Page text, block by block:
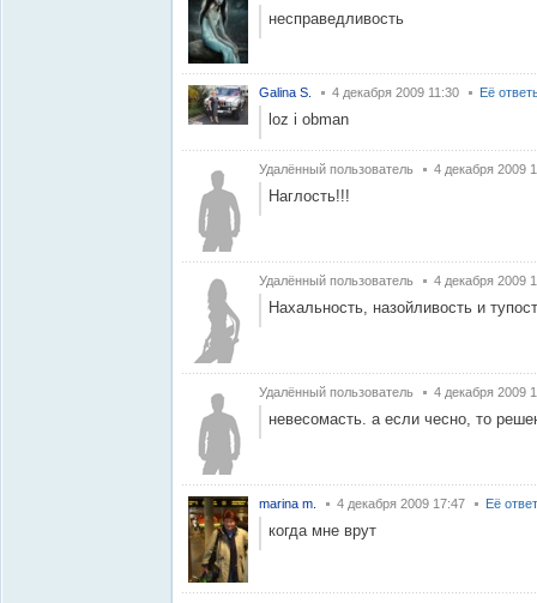
несправедливость
Galina S. 4 декабря 2009 11:30 Её
loz i obman
Удалённый пользователь 4 декабря 2009
Наглость!!!
Удалённый пользователь 4 декабря 2009
Нахальность, назойливость и
Удалённый пользователь 4 декабря 2009
невесомасть. а если чесно, то
marina m. 4 декабря 2009 17:47 Её
когда мне врут